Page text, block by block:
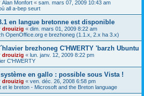
Alan Monfort « sam. mars 07, 2009 10:43 am
all a-bep seurt
en langue bretonne est disponible
drouizig « dim. mars 01, 2009 8:22 am
OpenOffice.org e brezhoneg (1.1.x, 2.x ha 3.x)
brezhoneg C'HWERTY 'barzh Ubuntu
drouizig « lun. janv. 12, 2009 8:22 pm
C'HWERTY
en gallo : possible sous Vista !
drouizig « ven. déc. 26, 2008 6:58 pm
et le breton - Microsoft and the Breton language